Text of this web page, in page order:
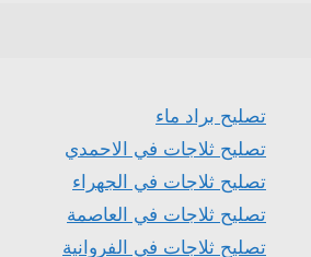
تصليح براد ماء
تصليح ثلاجات في الاحمدي
تصليح ثلاجات في الجهراء
تصليح ثلاجات في العاصمة
تصليح ثلاجات في الفروانية